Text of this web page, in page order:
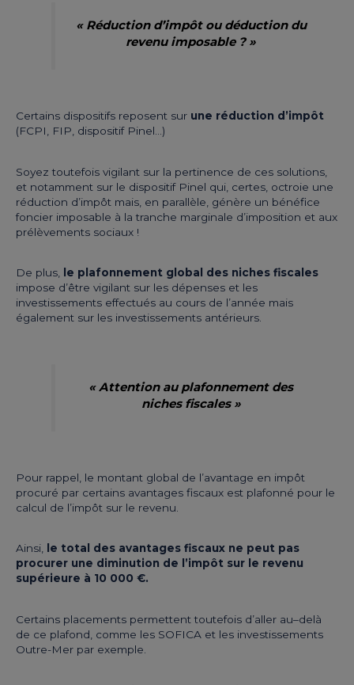
« Réduction d’impôt ou déduction du
revenu imposable ? »
Certains dispositifs reposent sur une réduction d’impôt
(FCPI, FIP, dispositif Pinel…)
Soyez toutefois vigilant sur la pertinence de ces solutions,
et notamment sur le dispositif Pinel qui, certes, octroie une
réduction d’impôt mais, en parallèle, génère un bénéfice
foncier imposable à la tranche marginale d’imposition et aux
prélèvements sociaux !
De plus,
le plafonnement global des niches fiscales
impose d’être vigilant sur les dépenses et les
investissements effectués au cours de l’année mais
également sur les investissements antérieurs.
« Attention au plafonnement des
niches fiscales »
Pour rappel, le montant global de l’avantage en impôt
procuré par certains avantages fiscaux est plafonné pour le
calcul de l’impôt sur le revenu.
Ainsi, le total des avantages fiscaux ne peut pas
procurer une diminution de l’impôt sur le revenu
supérieure à 10 000 €.
Certains placements permettent toutefois d’aller au–delà
de ce plafond, comme les SOFICA et les investissements
Outre-Mer par exemple.